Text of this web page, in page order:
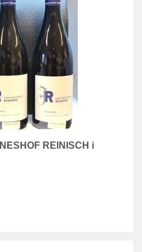
REINISCH i